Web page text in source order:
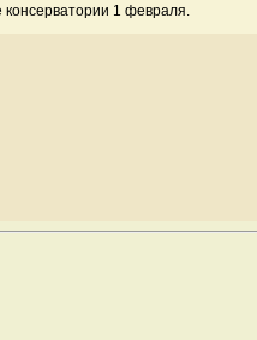
консерватории 1 февраля.